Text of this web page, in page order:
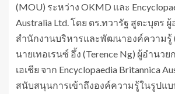
(MOU) ระหว่าง OKMD และ
Australia Ltd. โดย ดร.ทวารัฐ สูตะบุตร
สำนักงานบริหารและพัฒนาองค์ความรู้
นายเทอเรนซ์ อึ้ง (Terence Ng) ผู้อำนว
เอเชีย จาก Encyclopaedia Britannica
สนับสนุนการเข้าถึงองค์ความรู้ในรูปแ